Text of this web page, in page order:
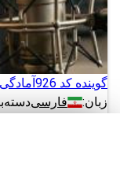
گوینده کد 926
زبان:
فارسی